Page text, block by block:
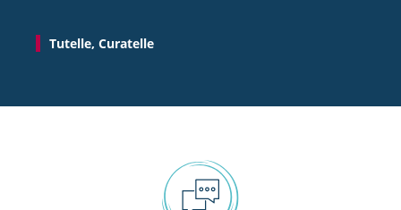
Tutelle, Curatelle